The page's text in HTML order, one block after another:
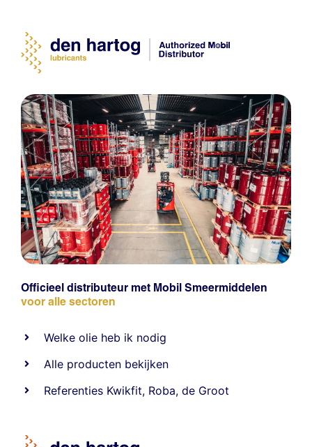
Officieel distributeur met Mobil Smeermiddelen
voor alle sectoren
Welke olie heb ik nodig
Alle producten bekijken
Referenties Kwikfit, Roba,de Groot